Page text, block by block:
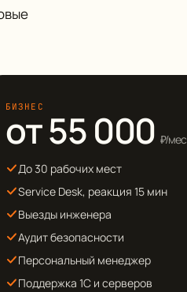
БИЗНЕС
от 55 000 ₽/мес
До 30 рабочих мест
Service Desk, реакция 15 мин
Выезды инженера
Аудит безопасности
Персональный менеджер
Поддержка 1С и серверов